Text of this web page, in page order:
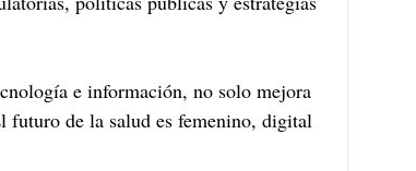
e información, no solo mejora
futuro de la salud es femenino, digital